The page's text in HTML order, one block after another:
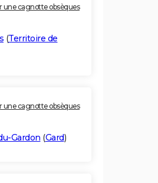
une cagnotte obsèques
(Territoire de
une cagnotte obsèques
Gardon (Gard)